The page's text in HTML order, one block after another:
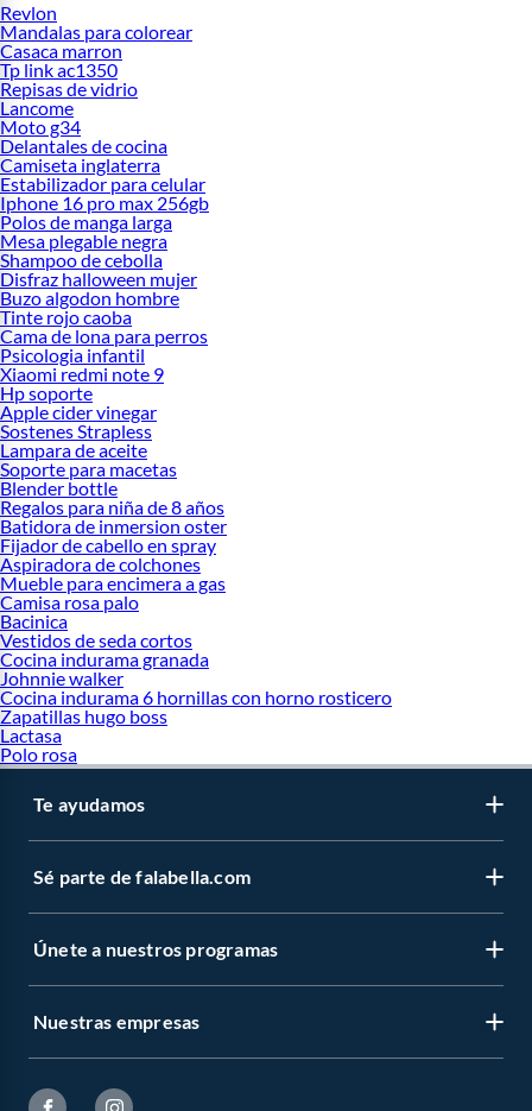
Revlon
Mandalas para colorear
Casaca marron
Tp link ac1350
Repisas de vidrio
Lancome
Moto g34
Delantales de cocina
Camiseta inglaterra
Estabilizador para celular
Iphone 16 pro max 256gb
Polos de manga larga
Mesa plegable negra
Shampoo de cebolla
Disfraz halloween mujer
Buzo algodon hombre
Tinte rojo caoba
Cama de lona para perros
Psicologia infantil
Xiaomi redmi note 9
Hp soporte
Apple cider vinegar
Sostenes Strapless
Lampara de aceite
Soporte para macetas
Blender bottle
Regalos para niña de 8 años
Batidora de inmersion oster
Fijador de cabello en spray
Aspiradora de colchones
Mueble para encimera a gas
Camisa rosa palo
Bacinica
Vestidos de seda cortos
Cocina indurama granada
Johnnie walker
Cocina indurama 6 hornillas con horno rosticero
Zapatillas hugo boss
Lactasa
Polo rosa
Te ayudamos
Sé parte de falabella.com
Únete a nuestros programas
Nuestras empresas